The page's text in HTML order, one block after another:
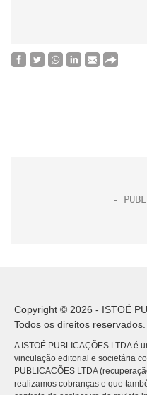
Copyright © 2026 - ISTOÉ
Todos os direitos reservados.
A ISTOÉ PUBLICAÇÕES LTDA é
vinculação editorial e societária
PUBLICACÕES LTDA
realizamos cobranças e que